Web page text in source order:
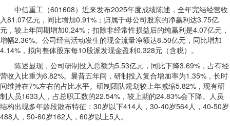
中信重工（601608）近来发布2025年度成绩陈述，全年完结经营收
入81.07亿元，同比增加0.91%；归属于母公司股东的净赢利达3.75亿
元，较上年同期增加0.24%；扣除非经常性损益后的纯赢利是4.07亿元，
增幅2.36%。公司经营活动发生的现金流量净额达8.50亿元，同比增加
4.14%，拟向整体股东每10股派发现金盈利0.328元（含税）。
陈述显现，公司研制投入总额为5.53亿元，同比下降3.69%，占有经
营收入比重为6.82%。曩昔五年间，研制投入复合增加率为1.35%，长时
间维持在7%左右的占比水平。研制团队规划较上年减缩5.82%，现有研
制人员1633人，占总职工数的22.54%，较上期的24.83%会下降。人员
结构出现多年龄段散布特征：30岁以下414人，30-40岁564人，40-50岁
488人，50-60岁162人，60岁以上5人。